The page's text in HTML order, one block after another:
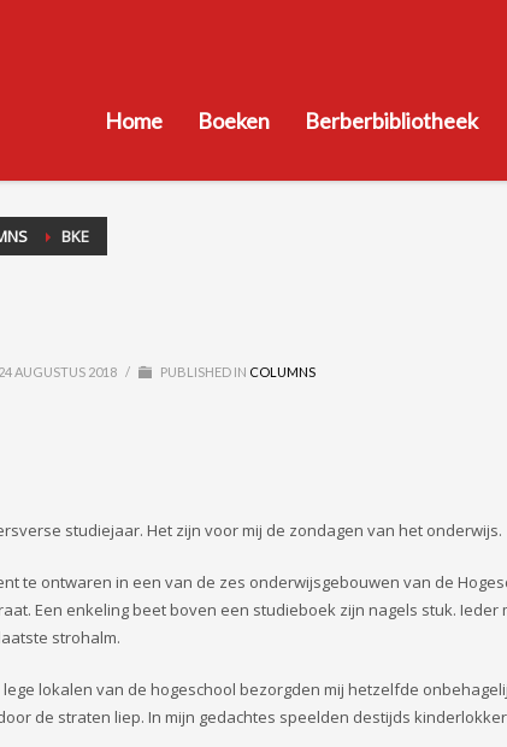
Home Boeken Berberbibliotheek
BKE
AUGUSTUS 2018 / PUBLISHED IN COLUMNS
studiejaar. Het zijn voor mij de zondagen van het onderwijs.
te ontwaren in een van de zes onderwijsgebouwen van de
Een enkeling beet boven een studieboek zijn nagels stuk.
strohalm.
lokalen van de hogeschool bezorgden mij hetzelfde
de straten liep. In mijn gedachtes speelden destijds